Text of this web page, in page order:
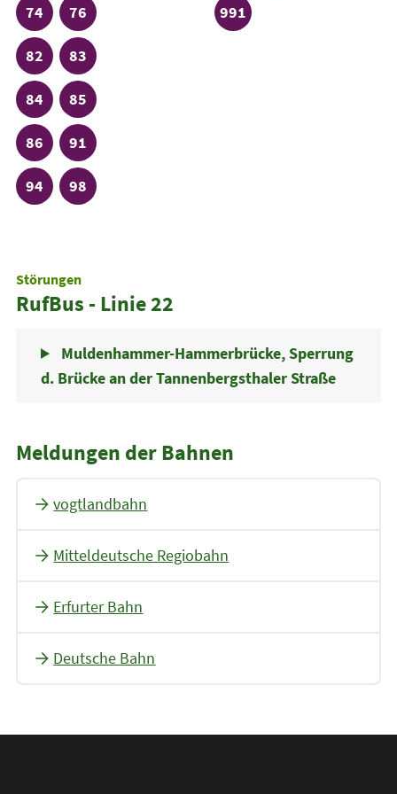
Linie
74 Linie
76
Linie
82 Linie
83
Linie
84 Linie
85
Linie
86 Linie
91
Linie
94 Linie
98
Linie
991
Störungen
RufBus - Linie 22
Muldenhammer-Hammerbrücke, Sperrung
d. Brücke an der Tannenbergsthaler Straße
Meldungen der Bahnen
vogtlandbahn
Mitteldeutsche Regiobahn
Erfurter Bahn
Deutsche Bahn